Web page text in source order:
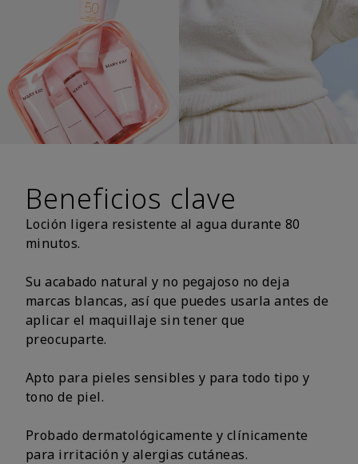
Beneficios clave
Loción ligera resistente al agua durante 80
minutos.
Su acabado natural y no pegajoso no deja
marcas blancas, así que puedes usarla antes de
aplicar el maquillaje sin tener que
preocuparte.
Apto para pieles sensibles y para todo tipo y
tono de piel.
Probado dermatológicamente y clínicamente
para irritación y alergias cutáneas.